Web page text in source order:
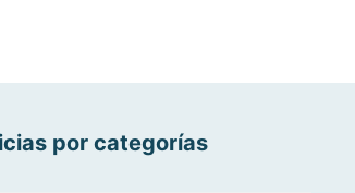
por categorías